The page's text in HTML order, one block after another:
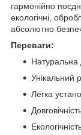
гармонійно
екологічні,
абсолютно
Переваги:
Натуральна
Унікальний
Легка